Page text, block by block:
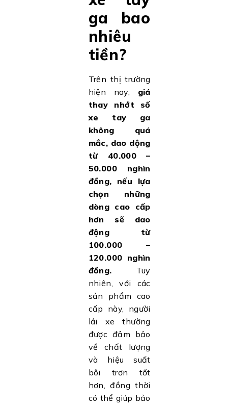
ga bao
nhiêu
tiền?
Trên thị trường
hiện nay, giá
thay nhớt số
xe tay ga
không quá
mắc, dao dộng
từ 40.000 –
50.000 nghìn
đồng, nếu lựa
chọn những
dòng cao cấp
hơn sẽ dao
động từ
100.000 –
120.000 nghìn
đồng. Tuy
nhiên, với các
sản phẩm cao
cấp này, người
lái xe thường
được đảm bảo
về chất lượng
và hiệu suất
bôi trơn tốt
hơn, đồng thời
có thể giúp bảo